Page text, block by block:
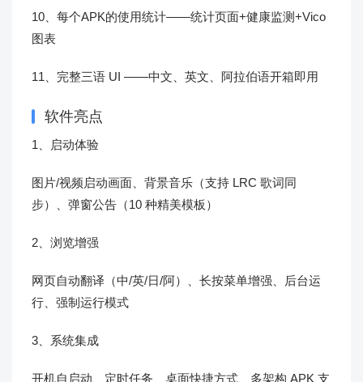
10、每个APK的使用统计——统计页面+健康监测+Vico
图表
11、完整三语 UI ——中文、英文、阿拉伯语开箱即用
软件亮点
1、启动体验
图片/视频启动画面、背景音乐（支持 LRC 歌词同
步）、弹窗公告（10 种精美模板）
2、浏览增强
网页自动翻译（中/英/日/阿）、长按菜单增强、后台运
行、强制运行模式
3、系统集成
开机自启动、定时任务、桌面快捷方式、多架构 APK 支